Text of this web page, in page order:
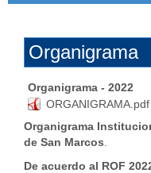
Organigrama
Organigrama - 2022
ORGANIGRAMA.pdf
Organigrama
de San Marcos
De acuerdo al ROF